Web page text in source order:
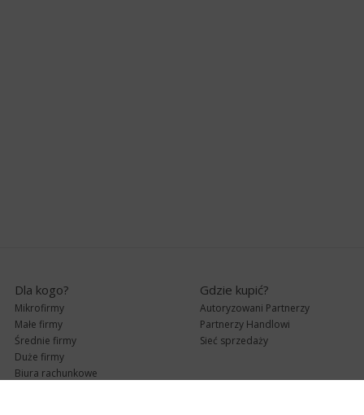
Dla kogo?
Mikrofirmy
Małe firmy
Średnie firmy
Duże firmy
Biura rachunkowe
Gdzie kupić?
Autoryzowani Partnerzy
Partnerzy Handlowi
Sieć sprzedaży